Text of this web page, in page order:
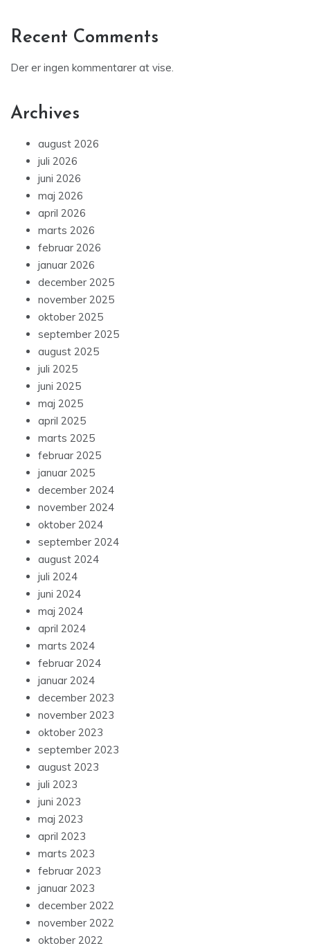
Recent Comments
Der er ingen kommentarer at vise.
Archives
august 2026
juli 2026
juni 2026
maj 2026
april 2026
marts 2026
februar 2026
januar 2026
december 2025
november 2025
oktober 2025
september 2025
august 2025
juli 2025
juni 2025
maj 2025
april 2025
marts 2025
februar 2025
januar 2025
december 2024
november 2024
oktober 2024
september 2024
august 2024
juli 2024
juni 2024
maj 2024
april 2024
marts 2024
februar 2024
januar 2024
december 2023
november 2023
oktober 2023
september 2023
august 2023
juli 2023
juni 2023
maj 2023
april 2023
marts 2023
februar 2023
januar 2023
december 2022
november 2022
oktober 2022